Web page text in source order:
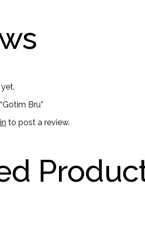
Bru”
to post a review.